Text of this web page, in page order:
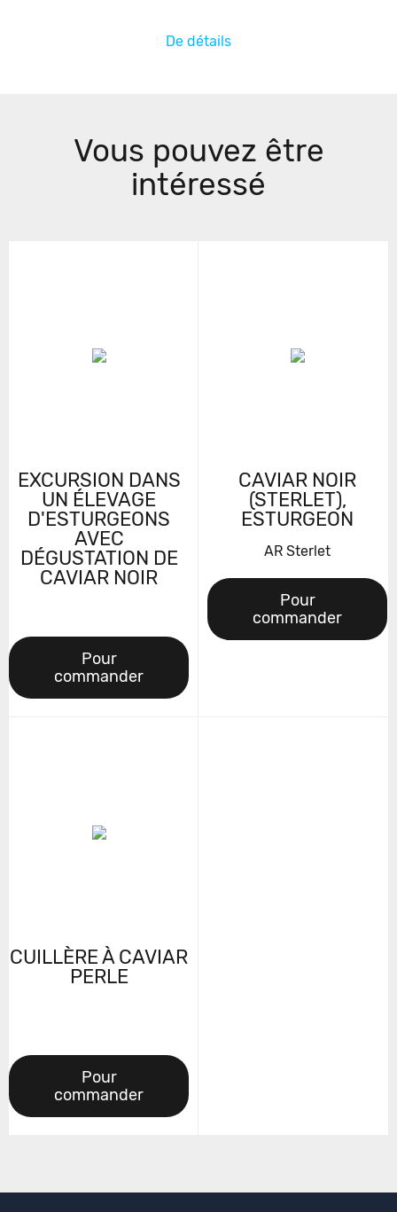
De détails
Vous pouvez être
intéressé
EXCURSION DANS
UN ÉLEVAGE
D'ESTURGEONS
AVEC
DÉGUSTATION DE
CAVIAR NOIR
Pour
commander
CAVIAR NOIR
(STERLET),
ESTURGEON
AR Sterlet
Pour
commander
CUILLÈRE À CAVIAR
PERLE
Pour
commander